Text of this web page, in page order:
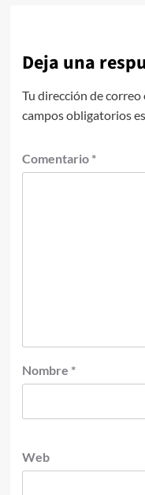
Deja una
Tu dirección de
campos obligatorios
Comentario *
Nombre *
Web